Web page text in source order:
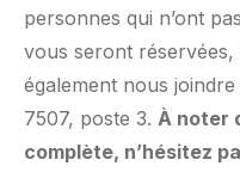
personnes qui n’ont
vous seront
également nous
7507, poste 3. À noter
complète, n’hésitez